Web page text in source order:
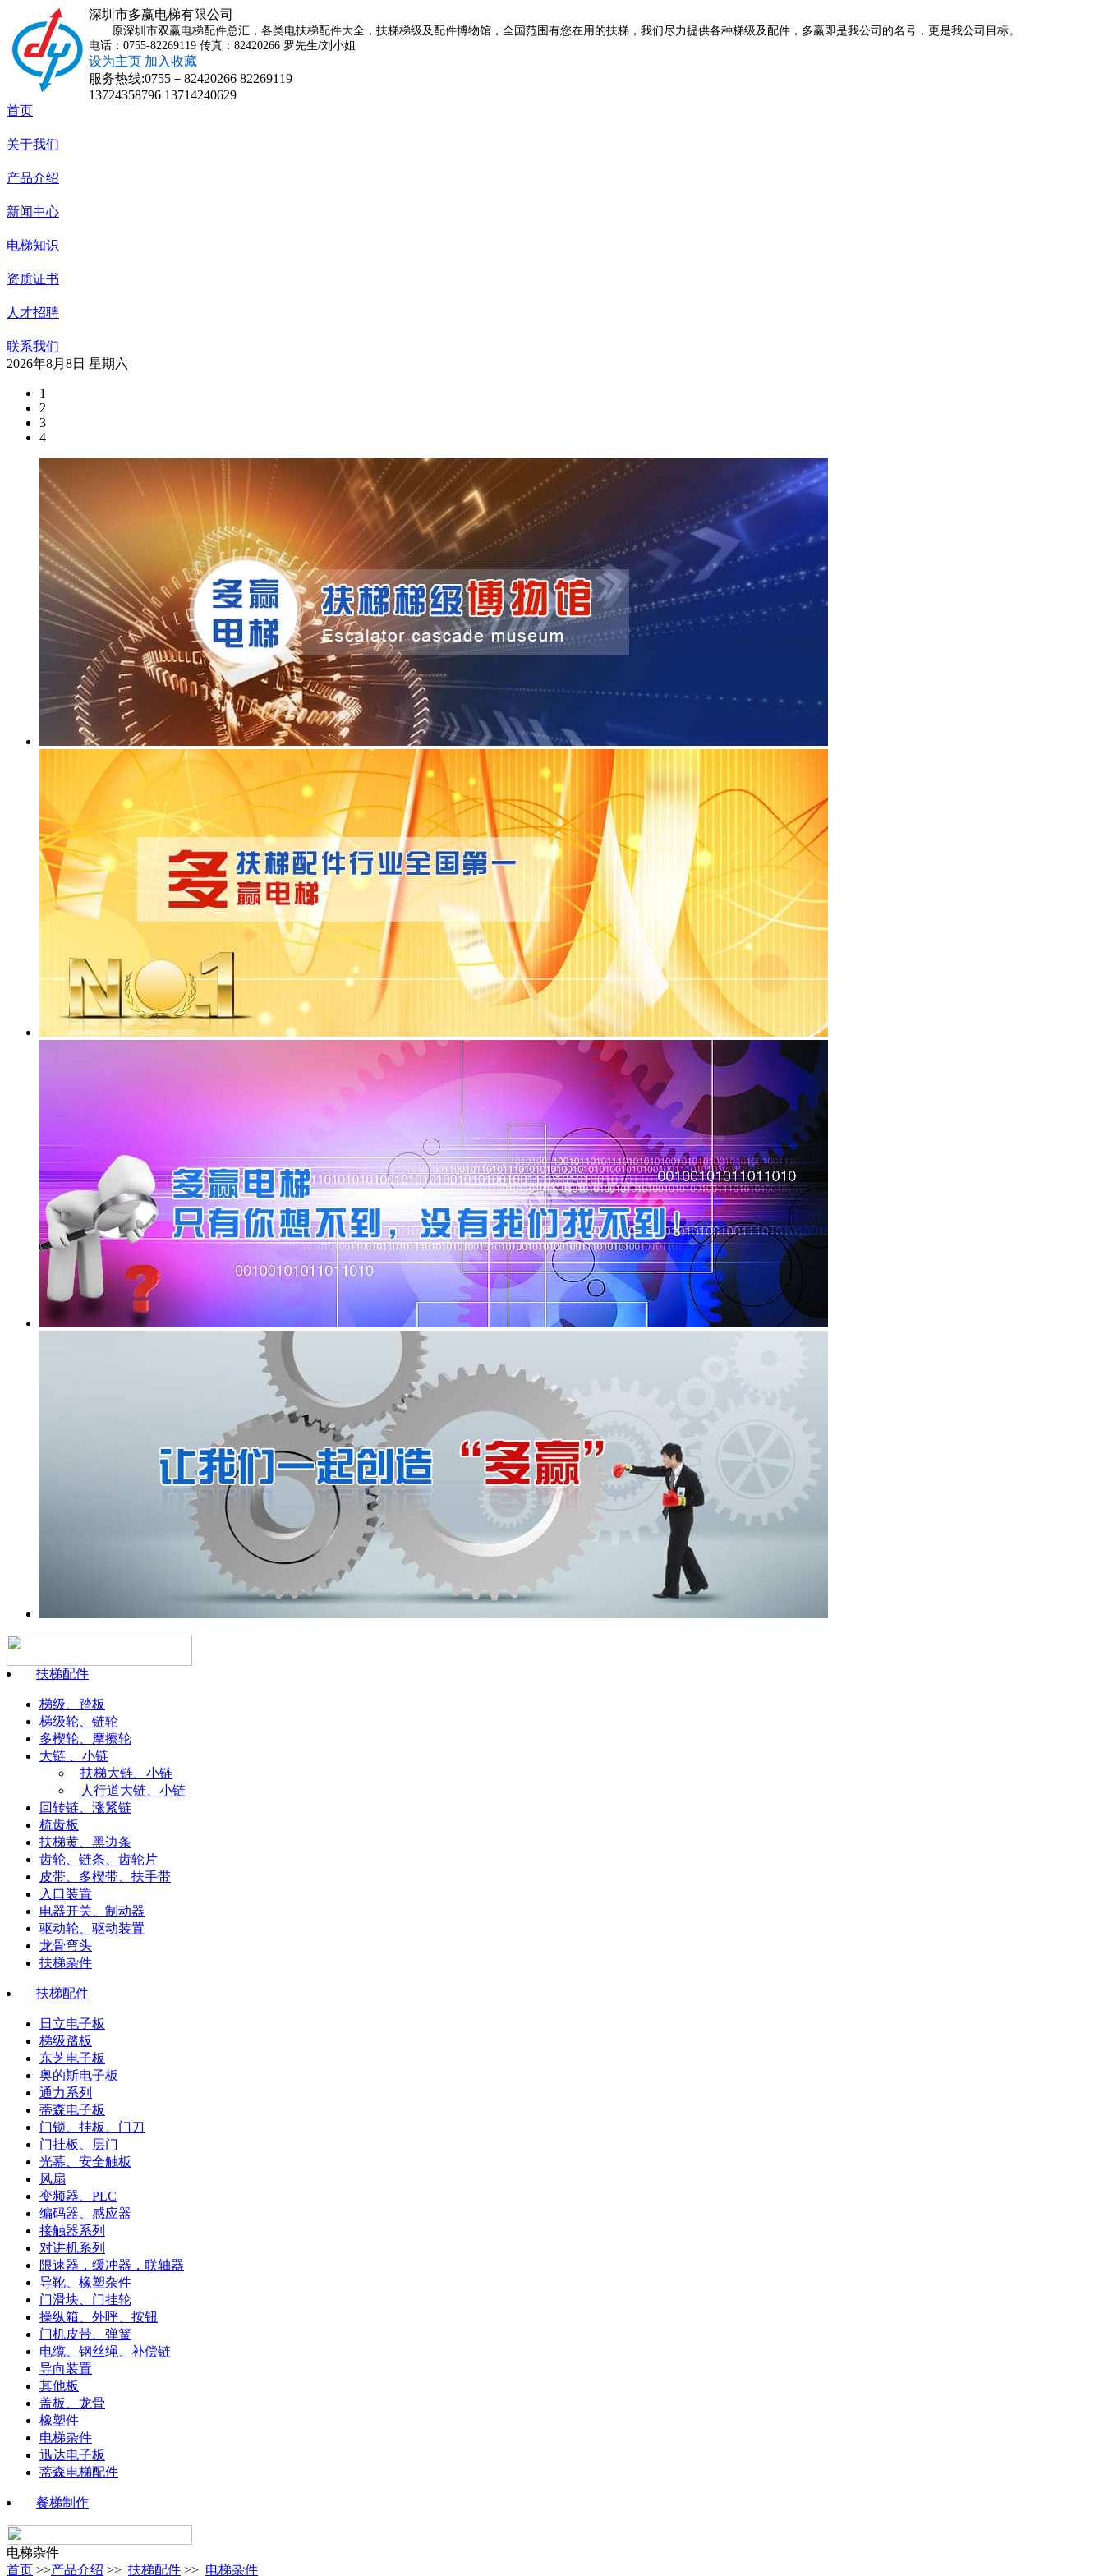
深圳市多赢电梯有限公司
原深圳市双赢电梯配件总汇，各类电扶梯配件大全，扶梯梯级及配件博物馆，全国范围有您在用的扶梯，我们尽力提供各种梯级及配件，多赢即是我公司的名号，更是我公司目标。
电话：0755-82269119 传真：82420266 罗先生/刘小姐
设为主页 加入收藏
服务热线:0755－82420266 82269119
13724358796 13714240629
首页
关于我们
产品介绍
新闻中心
电梯知识
资质证书
人才招聘
联系我们
2026年8月8日 星期六
1
2
3
4
扶梯配件
梯级、踏板
梯级轮、链轮
多楔轮、摩擦轮
大链 、小链
扶梯大链、小链
人行道大链、小链
回转链、涨紧链
梳齿板
扶梯黄、黑边条
齿轮、链条、齿轮片
皮带、多楔带、扶手带
入口装置
电器开关、制动器
驱动轮、驱动装置
龙骨弯头
扶梯杂件
扶梯配件
日立电子板
梯级踏板
东芝电子板
奥的斯电子板
通力系列
蒂森电子板
门锁、挂板、门刀
门挂板、层门
光幕、安全触板
风扇
变频器、PLC
编码器、感应器
接触器系列
对讲机系列
限速器，缓冲器，联轴器
导靴、橡塑杂件
门滑块、门挂轮
操纵箱、外呼、按钮
门机皮带、弹簧
电缆、钢丝绳、补偿链
导向装置
其他板
盖板、龙骨
橡塑件
电梯杂件
迅达电子板
蒂森电梯配件
餐梯制作
电梯杂件
首页 >>产品介绍 >> 扶梯配件 >> 电梯杂件